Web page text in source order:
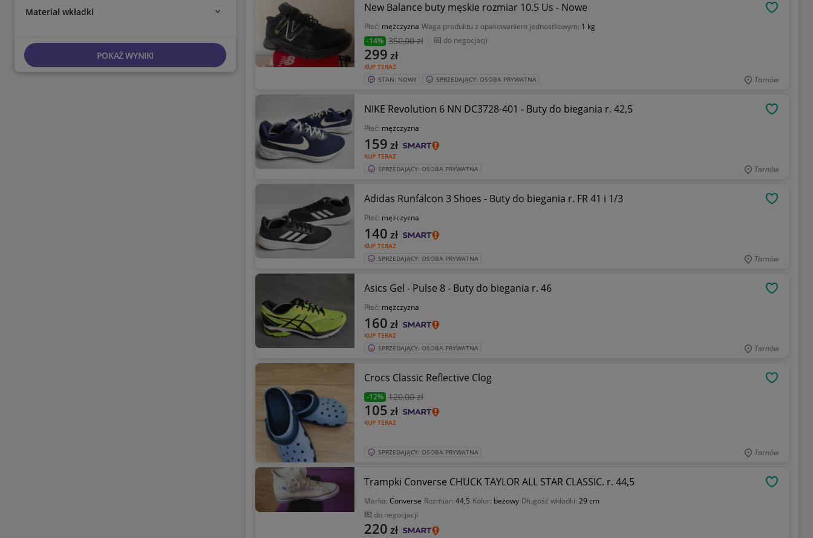
Materiał wkładki
POKAŻ WYNIKI
New Balance buty męskie rozmiar 10.5 Us - Nowe
Płeć: mężczyzna Waga produktu z opakowaniem jednostkowym: 1 kg
-14% 350,00 zł do negocjacji
KUP TERAZ
299 zł
STAN: NOWY SPRZEDAJĄCY: OSOBA PRYWATNA Tarnów
NIKE Revolution 6 NN DC3728-401 - Buty do biegania r. 42,5
Płeć: mężczyzna
KUP TERAZ
159 zł
SPRZEDAJĄCY: OSOBA PRYWATNA Tarnów
Adidas Runfalcon 3 Shoes - Buty do biegania r. FR 41 i 1/3
Płeć: mężczyzna
KUP TERAZ
140 zł
SPRZEDAJĄCY: OSOBA PRYWATNA Tarnów
Asics Gel - Pulse 8 - Buty do biegania r. 46
Płeć: mężczyzna
KUP TERAZ
160 zł
SPRZEDAJĄCY: OSOBA PRYWATNA Tarnów
Crocs Classic Reflective Clog
-12% 120,00 zł
KUP TERAZ
105 zł
SPRZEDAJĄCY: OSOBA PRYWATNA Tarnów
Trampki Converse CHUCK TAYLOR ALL STAR CLASSIC. r. 44,5
Marka: Converse Rozmiar: 44,5 Kolor: beżowy Długość wkładki: 29 cm
do negocjacji
220 zł